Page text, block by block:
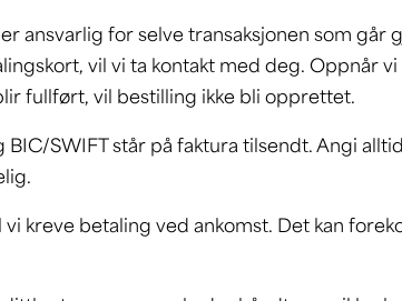
ansvarlig for selve transaksjonen som går
vil vi ta kontakt med deg. Oppnår vi
fullført, vil bestilling ikke bli opprettet.
SWIFT står på faktura tilsendt. Angi
kreve betaling ved ankomst. Det kan